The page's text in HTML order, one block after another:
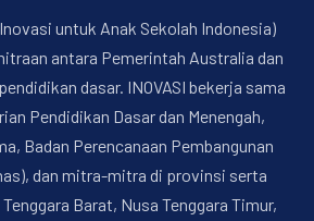
untuk Anak Sekolah Indonesia)
antara Pemerintah Australia dan
dasar. INOVASI bekerja sama
Pendidikan Dasar dan Menengah,
Badan Perencanaan Pembangunan
dan mitra-mitra di provinsi serta
Barat, Nusa Tenggara Timur,